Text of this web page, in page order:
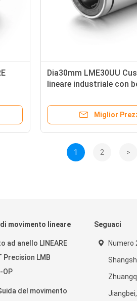
Dia30mm LME30UU
lineare industriale con
Miglior
1 2 >
movimento lineare
ad anello LINEARE
Precision LMB
OP
del movimento
Seguaci
Numero